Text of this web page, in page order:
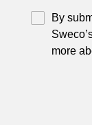
By
more